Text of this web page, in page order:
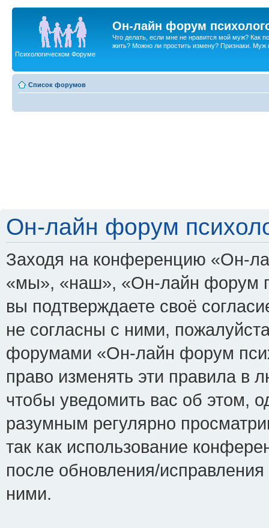
Он-лайн форум
Что делать, если мне не нравится мой муж? Как
жить? Можно ли простить измену? Признаки. Муж
Психологическом Форуме
Список форумов
Он-лайн форум
Заходя на конференцию «Он-
«мы», «наш», «Он-лайн форум
вы подтверждаете своё
не согласны с ними,
форумами «Он-лайн форум
право изменять эти правила в
чтобы уведомить вас об этом,
разумным регулярно
так как использование
после обновления/
ними.